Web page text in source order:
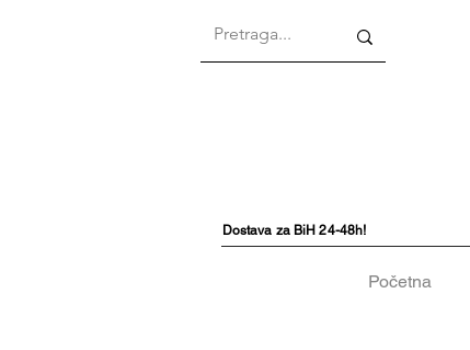
Dostava za BiH 24-48h!
Početna